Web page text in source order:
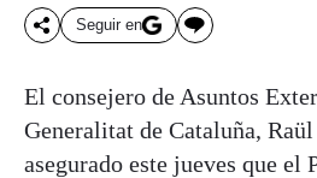
Seguir en
El consejero de Asuntos
Generalitat de Cataluña,
asegurado este jueves que el